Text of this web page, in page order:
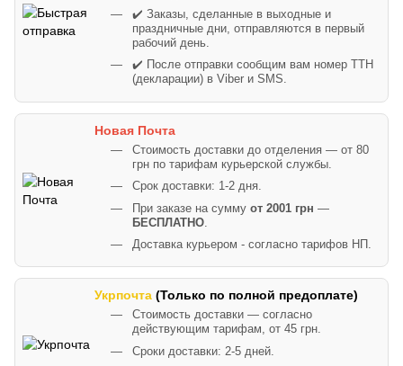
✔️ Заказы, сделанные в выходные и
праздничные дни, отправляются в первый
рабочий день.
✔️ После отправки сообщим вам номер ТТН
(декларации) в Viber и SMS.
Новая Почта
Стоимость доставки до отделения — от 80
грн по тарифам курьерской службы.
Срок доставки: 1-2 дня.
При заказе на сумму от 2001 грн —
БЕСПЛАТНО
Доставка курьером - согласно тарифов НП.
Укрпочта (Только по полной предоплате)
Стоимость доставки — согласно
действующим тарифам, от 45 грн.
Сроки доставки: 2-5 дней.